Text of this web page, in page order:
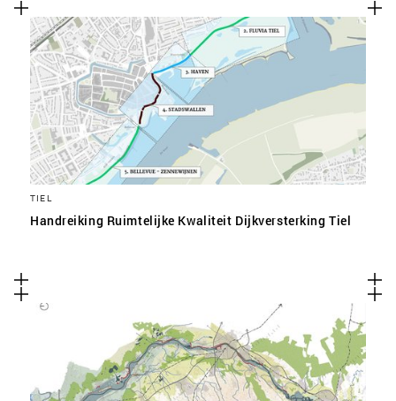
TIEL
Handreiking Ruimtelijke Kwaliteit Dijkversterking Tiel